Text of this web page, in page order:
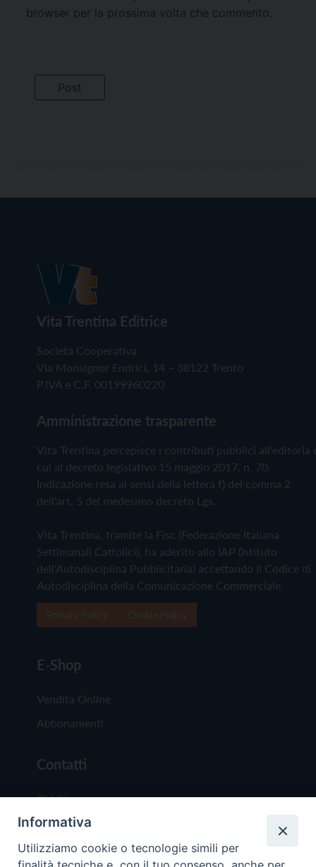
browser per la prossima volta che commento.
Vita Trentina Editrice
Società Cooperativa
Via Monsignor Endrici, 14 – 38122 Trento
P.IVA e C.F. 00199960220
Amministrazione trasparente
Vita Trentina percepisce i contributi pubblici all'editoria
cui al decreto legislativo 15 maggio 2017, n. 70.
Indicazione resa ai sensi della lettera f) del comma 2
dell'art. 5 del medesimo decreto Lgs.
Vita Trentina, tramite la Fisc (Federazione Italiana
Settimanali Cattolici), ha aderito allo IAP (Istituto
dell'Autodisciplina Pubblicitaria) accettando il Codice di
Autodisciplina della Comunicazione Commerciale
E-Shop
Vendita Online
Abbonamenti
Contatti
Chi Siamo
Redazione
Scrivici
Informativa
Utilizziamo cookie o tecnologie simili per